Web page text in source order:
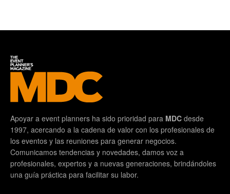
Apoyar a event planners ha sido prioridad para MDC desde
1997, acercando a la cadena de valor con los profesionales de
los eventos y las reuniones para generar negocios.
Comunicamos tendencias y novedades, damos voz a
profesionales, expertos y a nuevas generaciones, brindándoles
una guía práctica para facilitar su labor.